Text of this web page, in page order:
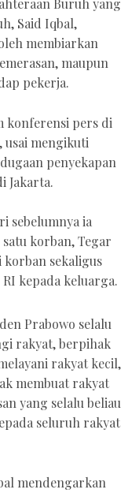
Buruh yang
Said Iqbal,
membiarkan
maupun
pekerja.
konferensi pers di
usai mengikuti
penyekapan
Jakarta.
sebelumnya ia
korban, Tegar
sekaligus
kepada keluarga.
Prabowo selalu
rakyat, berpihak
rakyat kecil,
membuat rakyat
yang selalu beliau
seluruh rakyat
mendengarkan